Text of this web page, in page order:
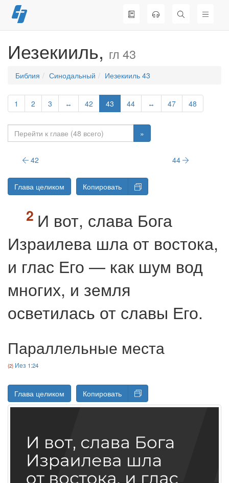
Перейти
к
Иезекииль, гл 43
Библия Синодальный Иезекииль 43
1 2 3 ↔ 42 43 44 ↔ 47 48
»
42 44
Глава целиком Копировать
И вот, слава Бога
Израилева шла от востока,
и глас Его — как шум вод
многих, и земля
осветилась от славы Его.
Параллельные места
Иез 1:24
Глава целиком Копировать